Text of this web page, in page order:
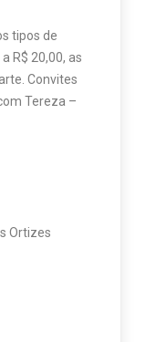
tipos de
R$ 20,00, as
Convites
Tereza –
Ortizes